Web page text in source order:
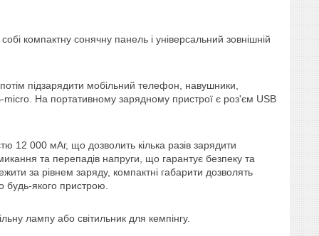
компактну сонячну панель і універсальний зовнішній
підзарядити мобільний телефон, навушники,
micro. На портативному зарядному пристрої є роз'єм USB
12 000 мАг, що дозволить кілька разів зарядити
та перепадів напруги, що гарантує безпеку та
за рівнем заряду, компактні габарити дозволять
будь-якого пристрою.
лампу або світильник для кемпінгу.